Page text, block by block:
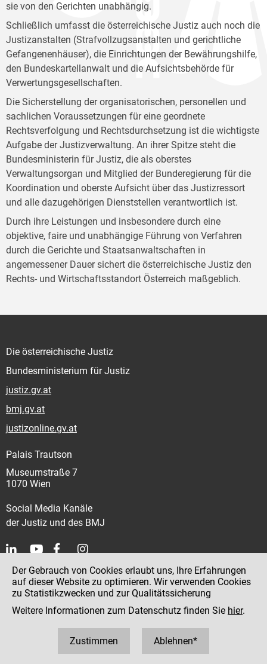
sie von den Gerichten unabhängig.
Schließlich umfasst die österreichische Justiz auch noch die
Justizanstalten (Strafvollzugsanstalten und gerichtliche
Gefangenenhäuser), die Einrichtungen der Bewährungshilfe,
den Bundeskartellanwalt und die Aufsichtsbehörde für
Verwertungsgesellschaften.
Die Sicherstellung der organisatorischen, personellen und
sachlichen Voraussetzungen für eine geordnete
Rechtsverfolgung und Rechtsdurchsetzung ist die wichtigste
Aufgabe der Justizverwaltung. An ihrer Spitze steht die
Bundesministerin für Justiz, die als oberstes
Verwaltungsorgan und Mitglied der Bunderegierung für die
Koordination und oberste Aufsicht über das Justizressort
und alle dazugehörigen Dienststellen verantwortlich ist.
Durch ihre Leistungen und insbesondere durch eine
objektive, faire und unabhängige Führung von Verfahren
durch die Gerichte und Staatsanwaltschaften in
angemessener Dauer sichert die österreichische Justiz den
Rechts- und Wirtschaftsstandort Österreich maßgeblich.
Die österreichische Justiz
Bundesministerium für Justiz
justiz.gv.at
bmj.gv.at
justizonline.gv.at
Palais Trautson
Museumstraße 7
1070 Wien
Social Media Kanäle
der Justiz und des BMJ
Kontakt
Impressum
Datenschutz
Hinweisgeber:innenplattform (für Mitarbeiter:innen)
Der Gebrauch von Cookies erlaubt uns, Ihre Erfahrungen
auf dieser Website zu optimieren. Wir verwenden Cookies
zu Statistikzwecken und zur Qualitätssicherung
Weitere Informationen zum Datenschutz finden Sie hier.
Zustimmen Ablehnen*